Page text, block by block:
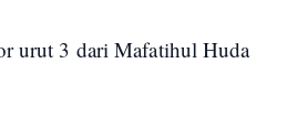
urut 3 dari Mafatihul Huda